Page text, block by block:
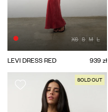
XS S M L
LEVI DRESS RED 939 zł
SOLD OUT